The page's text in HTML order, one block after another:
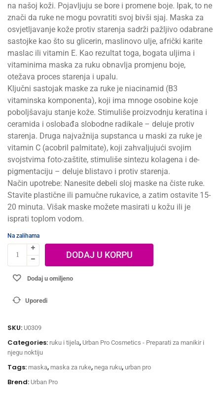
na našoj koži. Pojavljuju se bore i promene boje. Ipak, to ne
znači da ruke ne mogu povratiti svoj bivši sjaj. Maska za
osvjetljavanje kože protiv starenja sadrži pažljivo odabrane
sastojke kao što su glicerin, maslinovo ulje, afrički karite
maslac ili vitamin E. Kao rezultat toga, bogata uljima i
vitaminima maska za ruku obnavlja promjenu boje,
otežava proces starenja i upalu.
Ključni sastojak maske za ruke je niacinamid (B3
vitaminska komponenta), koji ima mnoge osobine koje
poboljšavaju stanje kože. Stimuliše proizvodnju keratina i
ceramida i oslobađa slobodne radikale – deluje protiv
starenja. Druga najvažnija supstanca u maski za ruke je
vitamin C (acobril palmitate), koji zahvaljujući svojim
svojstvima foto-zaštite, stimuliše sintezu kolagena i de-
pigmentaciju – deluje blistavo i protiv starenja.
Način upotrebe: Nanesite debeli sloj maske na čiste ruke.
Stavite plastične ili pamučne rukavice, a zatim ostavite 15-
20 minuta. Višak maske možete masirati u kožu ili je
isprati toplom vodom.
Na zalihama
DODAJ U KORPU
Dodaj u omiljeno
Uporedi
SKU: U0309
Categories: ruku i tijela, Urban Pro Cosmetics - Preparati za manikir i
njegu noktiju
Tags: maska, maska za ruke, nega ruku, urban pro
Brend: Urban Pro